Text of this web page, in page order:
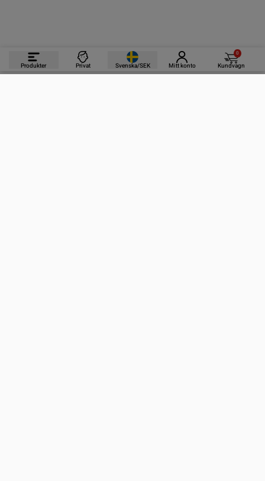
Produkter Privat Svenska/SEK Mitt konto
0
Kundvagn